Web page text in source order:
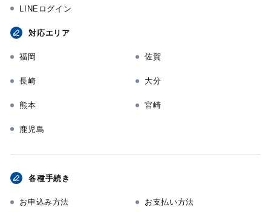
LINEログイン
対応エリア
福岡 佐賀
長崎 大分
熊本 宮崎
鹿児島
各種手続き
お申込み方法 お支払い方法